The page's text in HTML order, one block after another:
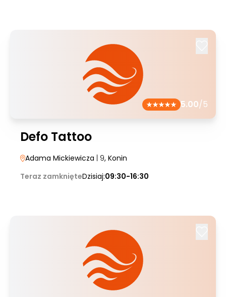
5.00/5
Defo Tattoo
Adama Mickiewicza | 9, Konin
Teraz zamknięteDzisiaj:09:30-16:30